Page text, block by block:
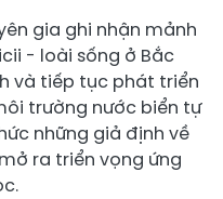
gia ghi nhận mảnh
- loài sống ở Bắc
và tiếp tục phát triển
trường nước biển tự
những giả định về
ra triển vọng ứng